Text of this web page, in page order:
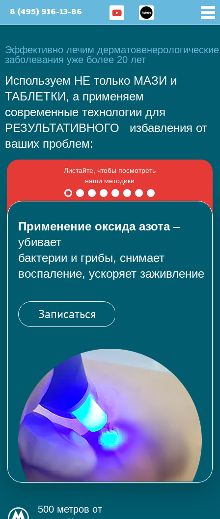
8 (495) 916-13-86
Эффективно лечим дерматовенерологические
заболевания уже более 20 лет
Используем НЕ только МАЗИ и
ТАБЛЕТКИ, а применяем
современные технологии для
РЕЗУЛЬТАТИВНОГО избавления от
ваших проблем:
Применение оксида азота–
убивает
бактерии и грибы, снимает
воспаление, ускоряет заживление
Записаться
500 метров от